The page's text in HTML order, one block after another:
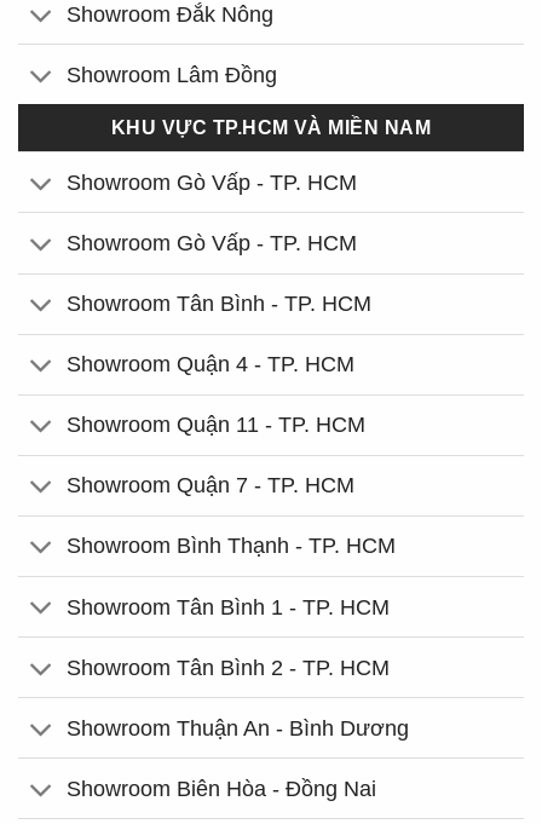
Showroom Đắk Nông
Showroom Lâm Đồng
KHU VỰC TP.HCM VÀ MIỀN NAM
Showroom Gò Vấp - TP. HCM
Showroom Gò Vấp - TP. HCM
Showroom Tân Bình - TP. HCM
Showroom Quận 4 - TP. HCM
Showroom Quận 11 - TP. HCM
Showroom Quận 7 - TP. HCM
Showroom Bình Thạnh - TP. HCM
Showroom Tân Bình 1 - TP. HCM
Showroom Tân Bình 2 - TP. HCM
Showroom Thuận An - Bình Dương
Showroom Biên Hòa - Đồng Nai